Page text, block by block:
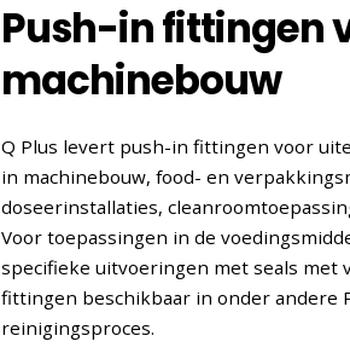
Push-in fittingen
machinebouw
Q Plus levert push-in fittingen voor
in machinebouw, food- en
doseerinstallaties,
Voor toepassingen in de
specifieke uitvoeringen met seals met
fittingen beschikbaar in onder andere
reinigingsproces.